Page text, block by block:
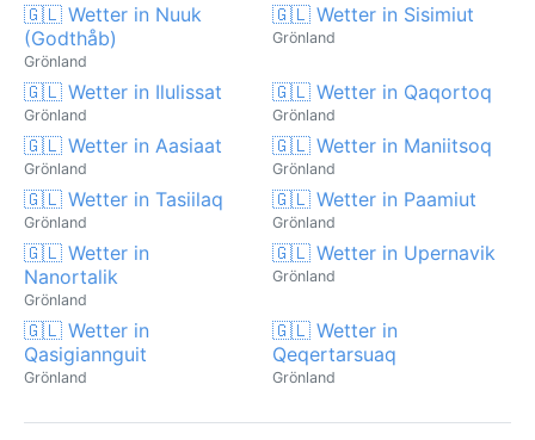
🇬🇱 Wetter in Nuuk
(Godthåb)
Grönland
🇬🇱 Wetter in Sisimiut
Grönland
🇬🇱 Wetter in Ilulissat
Grönland
🇬🇱 Wetter in Qaqortoq
Grönland
🇬🇱 Wetter in Aasiaat
Grönland
🇬🇱 Wetter in Maniitsoq
Grönland
🇬🇱 Wetter in Tasiilaq
Grönland
🇬🇱 Wetter in Paamiut
Grönland
🇬🇱 Wetter in
Nanortalik
Grönland
🇬🇱 Wetter in Upernavik
Grönland
🇬🇱 Wetter in
Qasigiannguit
Grönland
🇬🇱 Wetter in
Qeqertarsuaq
Grönland